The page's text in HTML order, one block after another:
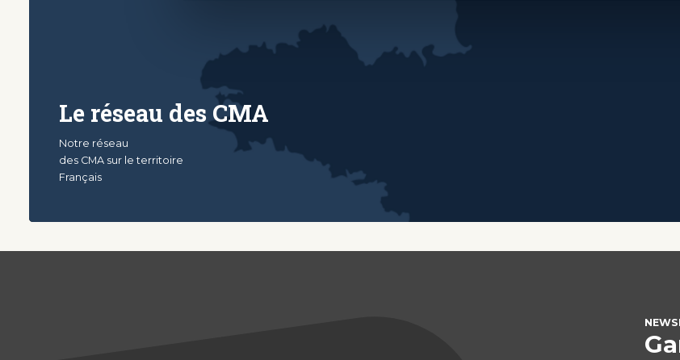
Le réseau des CMA
Notre réseau
des CMA sur le territoire
Français